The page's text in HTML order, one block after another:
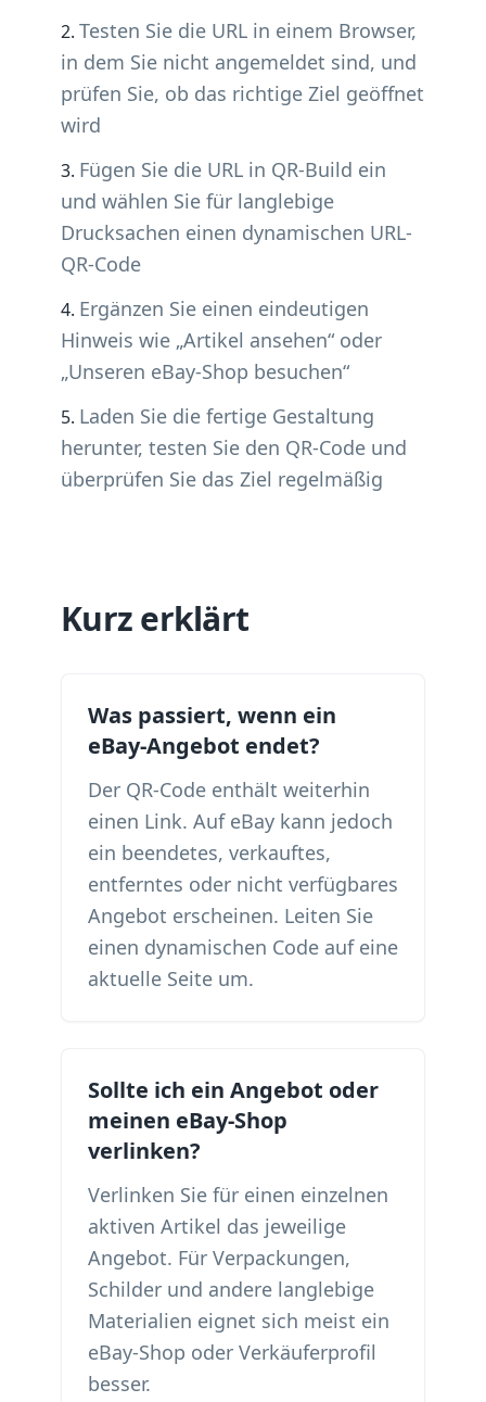
Testen Sie die URL in einem Browser,
in dem Sie nicht angemeldet sind, und
prüfen Sie, ob das richtige Ziel geöffnet
wird
Fügen Sie die URL in QR-Build ein
und wählen Sie für langlebige
Drucksachen einen dynamischen URL-
QR-Code
Ergänzen Sie einen eindeutigen
Hinweis wie „Artikel ansehen“ oder
„Unseren eBay-Shop besuchen“
Laden Sie die fertige Gestaltung
herunter, testen Sie den QR-Code und
überprüfen Sie das Ziel regelmäßig
Kurz erklärt
Was passiert, wenn ein
eBay-Angebot endet?
Der QR-Code enthält weiterhin
einen Link. Auf eBay kann jedoch
ein beendetes, verkauftes,
entferntes oder nicht verfügbares
Angebot erscheinen. Leiten Sie
einen dynamischen Code auf eine
aktuelle Seite um.
Sollte ich ein Angebot oder
meinen eBay-Shop
verlinken?
Verlinken Sie für einen einzelnen
aktiven Artikel das jeweilige
Angebot. Für Verpackungen,
Schilder und andere langlebige
Materialien eignet sich meist ein
eBay-Shop oder Verkäuferprofil
besser.